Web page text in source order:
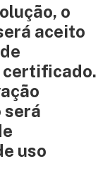
o
aceito
certificado.
será
uso